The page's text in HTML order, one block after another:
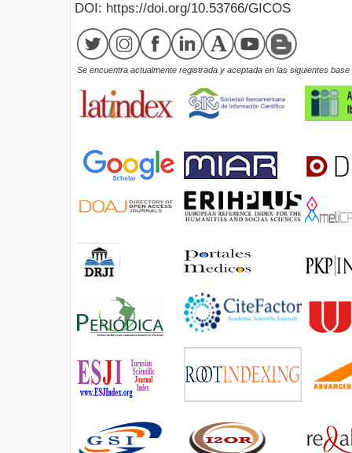
DOI: https://doi.org/10.53766/GICOS
Se encuentra actualmente registrada y aceptada en las siguientes